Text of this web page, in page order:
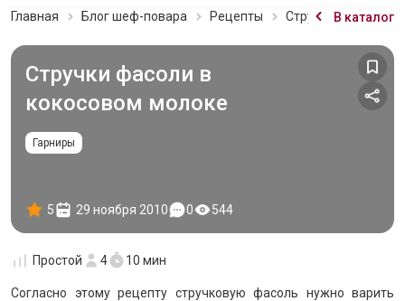
Главная Блог шеф-повара Рецепты Стручки фасоли в
В каталог
Стручки фасоли в
кокосовом молоке
Гарниры
5 29 ноября 2010 0 544
Простой 4 10 мин
Согласно этому рецепту стручковую фасоль нужно варить